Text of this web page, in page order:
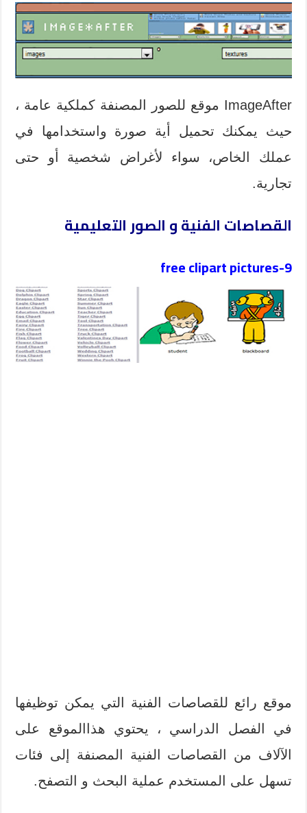
ImageAfter موقع للصور المصنفة كملكية عامة ،
حيث يمكنك تحميل أية صورة واستخدامها في
عملك الخاص، سواء لأغراض شخصية أو حتى
تجارية.
القصاصات الفنية و الصور التعليمية
9-free clipart pictures
موقع رائع للقصاصات الفنية التي يمكن توظيفها
في الفصل الدراسي ، يحتوي هذاالموقع على
الآلاف من القصاصات الفنية المصنفة إلى فئات
تسهل على المستخدم عملية البحث و التصفح.